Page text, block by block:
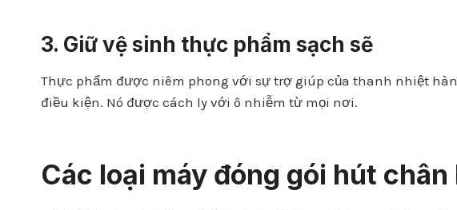
3. Giữ vệ sinh thực phẩm sạch sẽ
Thực phẩm được niêm phong với sự trợ giúp của thanh nhiệt
điều kiện. Nó được cách ly với ô nhiễm từ mọi nơi.
Các loại máy đóng gói hút